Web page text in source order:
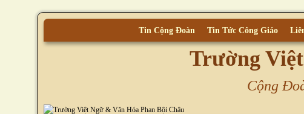
Tin Cộng Đoàn Tin Tức Công Giáo
Trường
Cộng